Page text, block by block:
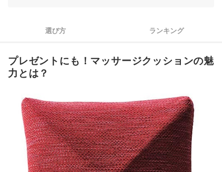
4
5 最後はインテリアに合ったデザインを選ぼう
やりすぎ注意！もみ返しの原因や対処方法は？
マッサージクッションの捨て方は？
ほかのもみほぐしグッズもあわせてチェックしよう
あわせて読みたい、関連コンテンツはこちら
選び方 ランキング
プレゼントにも！マッサージクッションの魅
力とは？